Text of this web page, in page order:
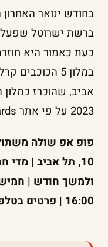
בחודש ינואר
ברשת ישרוטל
כעת כאמור היא
במלון 5
אביב, שהוכרז
2023 על פי אתר World Travel Awards
פופ אפ שולה
16:00 | פרטים בטלפון 03-5201818